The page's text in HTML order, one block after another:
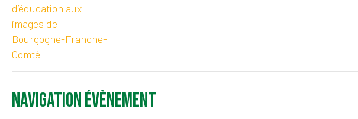
d’éducation aux
images de
Bourgogne-Franche-
Comté
Navigation Évènement